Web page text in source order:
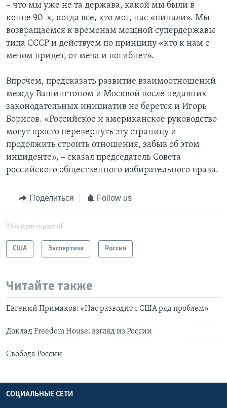
– что мы уже не та держава, какой мы были в
конце 90-х, когда все, кто мог, нас «пинали». Мы
возвращаемся к временам мощной супердержавы
типа СССР и действуем по принципу «кто к нам с
мечом придет, от меча и погибнет».
Впрочем, предсказать развитие взаимоотношений
между Вашингтоном и Москвой после недавних
законодательных инициатив не берется и Игорь
Борисов. «Российское и американское руководство
могут просто перевернуть эту страницу и
продолжить строить отношения, забыв об этом
инциденте», – сказал председатель Совета
российского общественного избирательного права.
Поделиться Follow us
This item is part of
США Экспертиза Россия
Читайте также
Евгений Примаков: «Нас разводит с США ряд проблем»
Доклад Freedom House: взгляд из России
Свобода России
СОЦИАЛЬНЫЕ СЕТИ